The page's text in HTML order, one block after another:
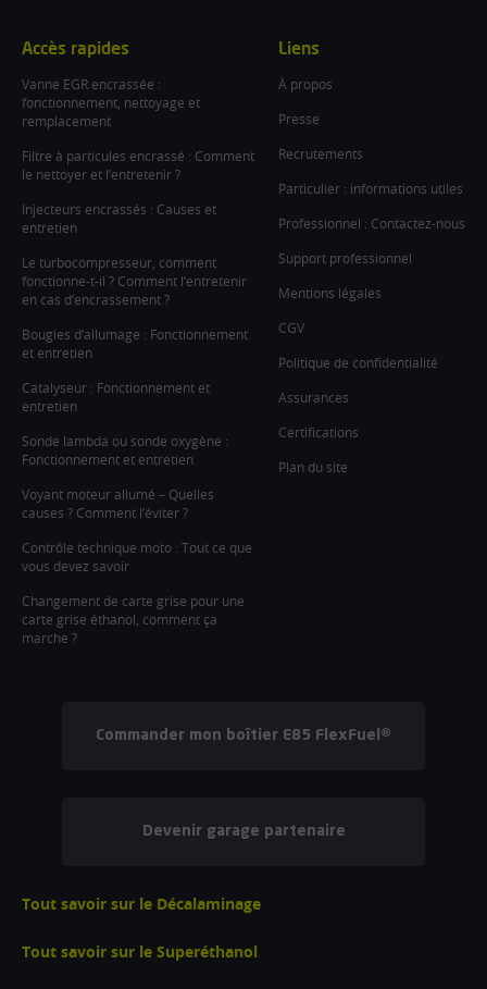
Accès rapides
Vanne EGR encrassée :
fonctionnement, nettoyage et
remplacement
Filtre à particules encrassé : Comment
le nettoyer et l’entretenir ?
Injecteurs encrassés : Causes et
entretien
Le turbocompresseur, comment
fonctionne-t-il ? Comment l’entretenir
en cas d’encrassement ?
Bougies d’allumage : Fonctionnement
et entretien
Catalyseur : Fonctionnement et
entretien
Sonde lambda ou sonde oxygène :
Fonctionnement et entretien
Voyant moteur allumé – Quelles
causes ? Comment l’éviter ?
Contrôle technique moto : Tout ce que
vous devez savoir
Changement de carte grise pour une
carte grise éthanol, comment ça
marche ?
Liens
À propos
Presse
Recrutements
Particulier : informations utiles
Professionnel : Contactez-nous
Support professionnel
Mentions légales
CGV
Politique de confidentialité
Assurances
Certifications
Plan du site
Commander mon boîtier E85 FlexFuel®
Devenir garage partenaire
Tout savoir sur le Décalaminage
Tout savoir sur le Superéthanol